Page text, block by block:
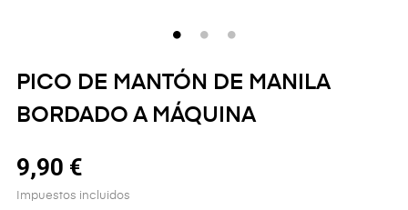
PICO DE MANTÓN DE MANILA
BORDADO A MÁQUINA
9,90 €
Impuestos incluidos